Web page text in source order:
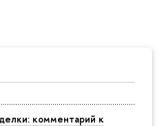
комментарий к